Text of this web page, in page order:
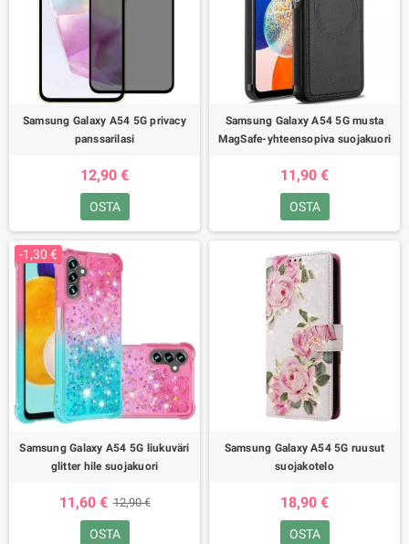
Samsung Galaxy A54 5G privacy
panssarilasi
12,90 €
OSTA
Samsung Galaxy A54 5G musta
MagSafe-yhteensopiva suojakuori
11,90 €
OSTA
-1,30 €
Samsung Galaxy A54 5G liukuväri
glitter hile suojakuori
11,60 € 12,90 €
OSTA
Samsung Galaxy A54 5G ruusut
suojakotelo
18,90 €
OSTA